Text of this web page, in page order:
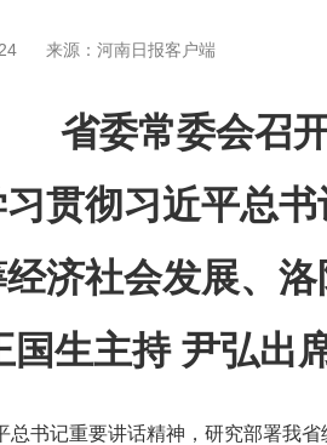
来源：河南日报客户端
省委常委会召
贯彻习近平总
济社会发展、
国生主持 尹弘出
记重要讲话精神，研究部署我